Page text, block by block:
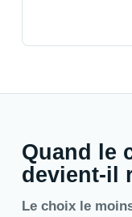
Quand le
devient-il
Le choix le